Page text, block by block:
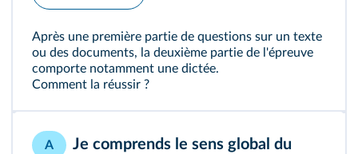
Après une première partie de questions sur un texte
ou des documents, la deuxième partie de l'épreuve
comporte notamment une dictée.
Comment la réussir ?
A
Je comprends le sens global du